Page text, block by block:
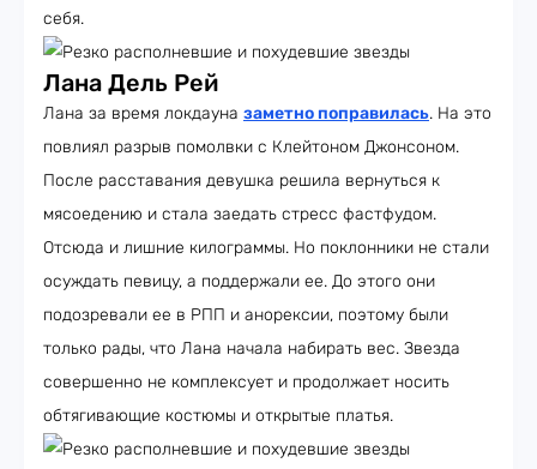
себя.
Лана Дель Рей
Лана за время локдауна заметно поправилась. На это
повлиял разрыв помолвки с Клейтоном Джонсоном.
После расставания девушка решила вернуться к
мясоедению и стала заедать стресс фастфудом.
Отсюда и лишние килограммы. Но поклонники не стали
осуждать певицу, а поддержали ее. До этого они
подозревали ее в РПП и анорексии, поэтому были
только рады, что Лана начала набирать вес. Звезда
совершенно не комплексует и продолжает носить
обтягивающие костюмы и открытые платья.